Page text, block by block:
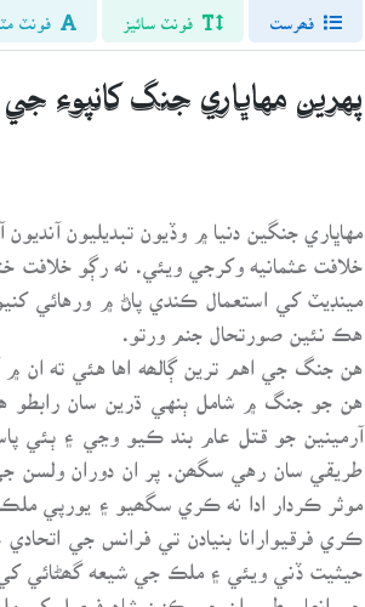
فونٽ سائيز فونٽ
پهرين مهاڀاري جنگ کانپوء جي
مهاڀاري جنگين دنيا ۾ وڏيون تبديليون
خلافت عثمانيه وکرجي ويئي. نه رڳو
مينڊيٽ کي استعمال ڪندي پاڻ ۾ ورهائي
هڪ نئين صورتحال جنم ورتو.
هن جنگ جي اهم ترين ڳالھه اها هئي ته ان
هن جو جنگ ۾ شامل ٻنهي ڌرين سان رابطو
آرمينين جو قتل عام بند ڪيو وڃي ۽ ٻئي
طريقي سان رهي سگھن. پر ان دوران ولسن
موثر ڪردار ادا نه ڪري سگھيو ۽ يورپي
ڪري فرقيوارانا بنيادن تي فرانس جي
حيثيت ڏني ويئي ۽ ملڪ جي شيعه گھڻائي
جي انعام طور ان جي ڪزن شاه فيصل کي